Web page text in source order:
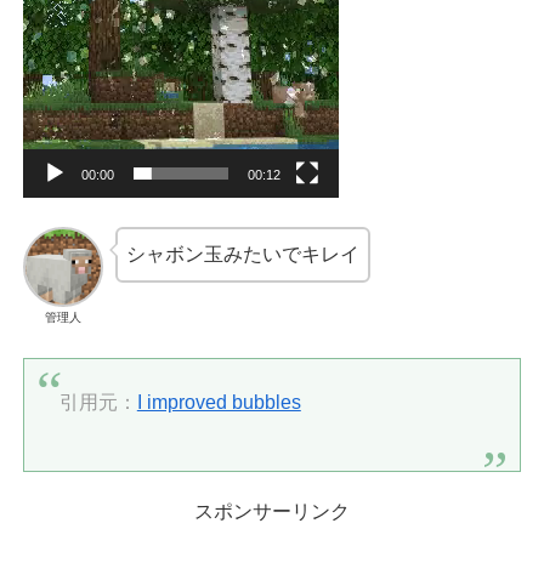
00:00 00:12
管理人
シャボン玉みたいでキレイ
引用元： I improved bubbles
スポンサーリンク